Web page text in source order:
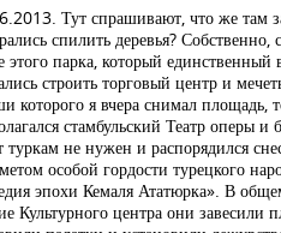
Тут спрашивают, что же там
спилить деревья?
этого парка, который
строить торговый центр и
которого я вчера снимал площадь,
стамбульский Театр оперы
туркам не нужен и распорядился
особой гордости турецкого
эпохи Кемаля Ататюрка». В
Культурного центра они завесили